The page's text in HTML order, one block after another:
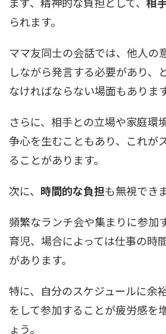
られます。
ママ友同士の会話では、他人の
しながら発言する必要があり、
なければならない場面もあります
さらに、相手との立場や家庭環
争心を生むこともあり、これが
ることがあります。
次に、 時間的な負担も無視でき
頻繁なランチ会や集まりに参加
育児、場合によっては仕事の時
があります。
特に、自分のスケジュールに余
をして参加することが疲労感を
ょう。